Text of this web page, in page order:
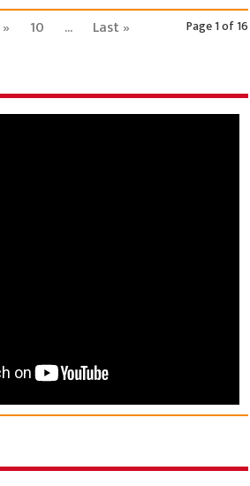
Page 1 of 16
» 10 ... Last »